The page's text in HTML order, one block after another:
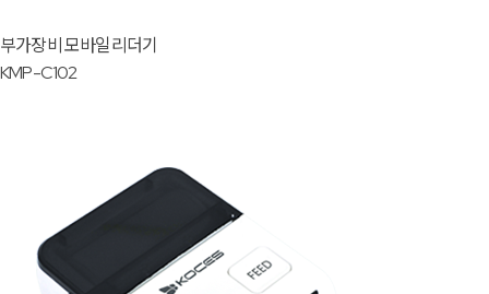
부가장비 모바일리더기
KMP-C102